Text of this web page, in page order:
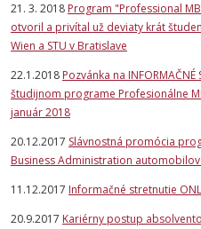
21. 3. 2018 Program "Professional
otvoril a privítal už deviaty krát
Wien a STU v Bratislave
22.1.2018 Pozvánka na
študijnom programe Profesionálne
január 2018
20.12.2017 Slávnostná promócia
Business Administration
11.12.2017 Informačné stretnutie
20.9.2017 Kariérny postup